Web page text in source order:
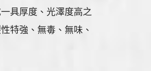
具厚度、光澤度高之
特強、無毒、無味、